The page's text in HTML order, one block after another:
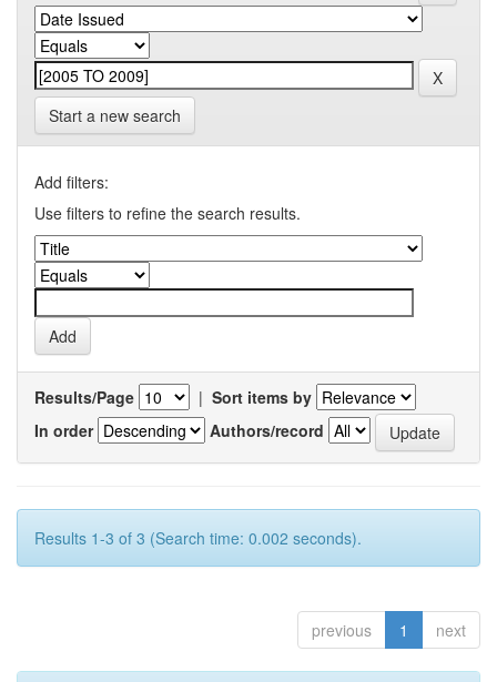
Start a new search
Add filters:
Use filters to refine the search results.
Results/Page | Sort items by
In order
Authors/record
Results 1-3 of 3 (Search time: 0.002 seconds).
previous 1 next